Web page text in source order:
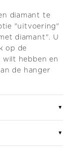
diamant te
"uitvoering"
diamant". U
op de
wilt hebben en
de hanger
▼
▼